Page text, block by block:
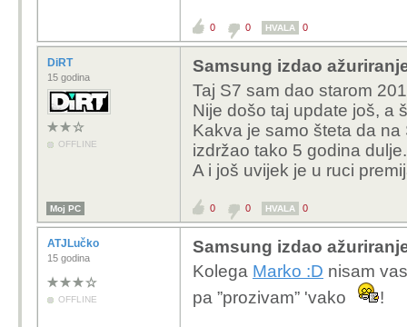
0 0 HVALA 0
DiRT
15 godina
OFFLINE
Samsung izdao
Taj S7 sam dao starom
Nije došo taj update još, a
Kakva je samo šteta da
izdržao tako 5 godina
A i još uvijek je u ruci
Moj PC 0 0 HVALA 0
ATJLučko
15 godina
OFFLINE
Samsung izdao
Kolega Marko :D nisam
pa ”prozivam” 'vako
!